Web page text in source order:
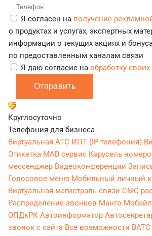
Я согласен на получение
о продуктах и услугах, экспертных
информации о текущих акциях и
по предоставленным каналам связи
Я даю согласие на обработку
Отправить
Круглосуточно
Телефония для бизнеса
Виртуальная АТС ИПТ (IP-телефония)
Этикетка МАВ сервис Карусель
мессенджер Видеоконференции
Голосовое меню Мобильный личный
Виртуальная магистраль связи СМС-
Распределение звонков Манго Мобайл
ОПДкРК Автоинформатор
звонок с сайта Все возможности ВАТС